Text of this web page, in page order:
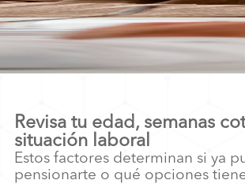
Revisa tu edad, semanas
situación laboral
Estos factores determinan si ya
pensionarte o qué opciones